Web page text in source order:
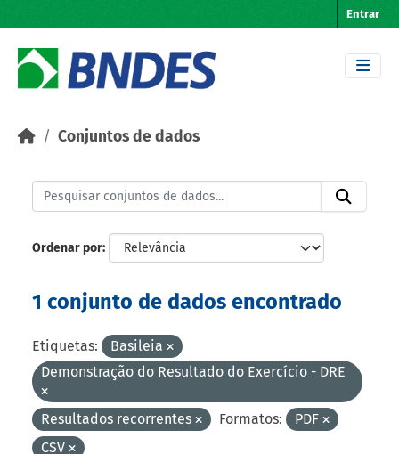
Entrar
Conjuntos de dados
Ordenar por
1 conjunto de dados encontrado
Etiquetas:
Basileia
Demonstração do Resultado do Exercício - DRE
Resultados recorrentes Formatos:
PDF
CSV